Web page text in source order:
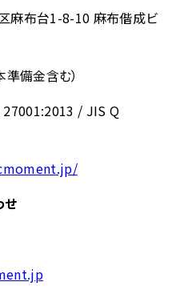
麻布台1-8-10 麻布偕成ビ
備金含む）
27001:2013 / JIS Q
せ